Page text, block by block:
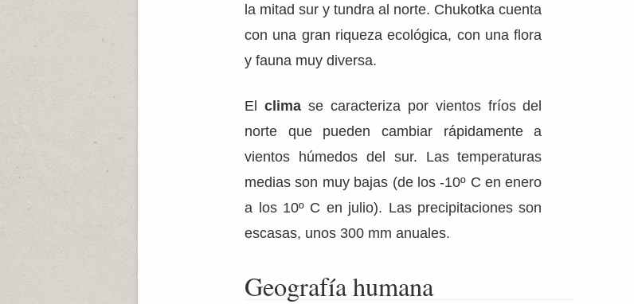
la mitad sur y tundra al norte. Chukotka cuenta
con una gran riqueza ecológica, con una flora
y fauna muy diversa.
Elclima se caracteriza por vientos fríos del
norte que pueden cambiar rápidamente a
vientos húmedos del sur. Las temperaturas
medias son muy bajas (de los -10º C en enero
a los 10º C en julio). Las precipitaciones son
escasas, unos 300 mm anuales.
Geografía humana